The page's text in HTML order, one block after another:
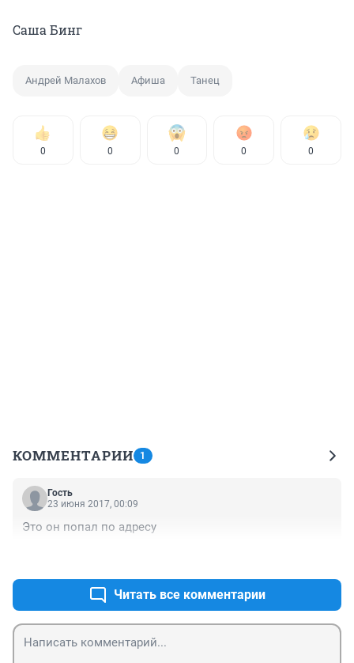
Саша Бинг
Андрей Малахов Афиша Танец
0 0 0 0 0
КОММЕНТАРИИ 1
Гость
23 июня 2017, 00:09
Это он попал по адресу
Читать все комментарии